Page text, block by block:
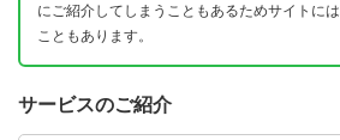
にご紹介してしまうこともあるためサイトに
こともあります。
サービスのご紹介